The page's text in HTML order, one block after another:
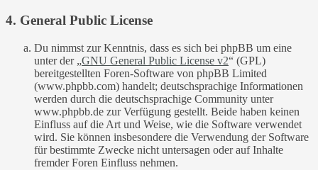
4. General Public License
Du nimmst zur Kenntnis, dass es sich bei phpBB um eine
unter der „GNU General Public License v2“ (GPL)
bereitgestellten Foren-Software von phpBB Limited
(www.phpbb.com) handelt; deutschsprachige Informationen
werden durch die deutschsprachige Community unter
www.phpbb.de zur Verfügung gestellt. Beide haben keinen
Einfluss auf die Art und Weise, wie die Software verwendet
wird. Sie können insbesondere die Verwendung der Software
für bestimmte Zwecke nicht untersagen oder auf Inhalte
fremder Foren Einfluss nehmen.